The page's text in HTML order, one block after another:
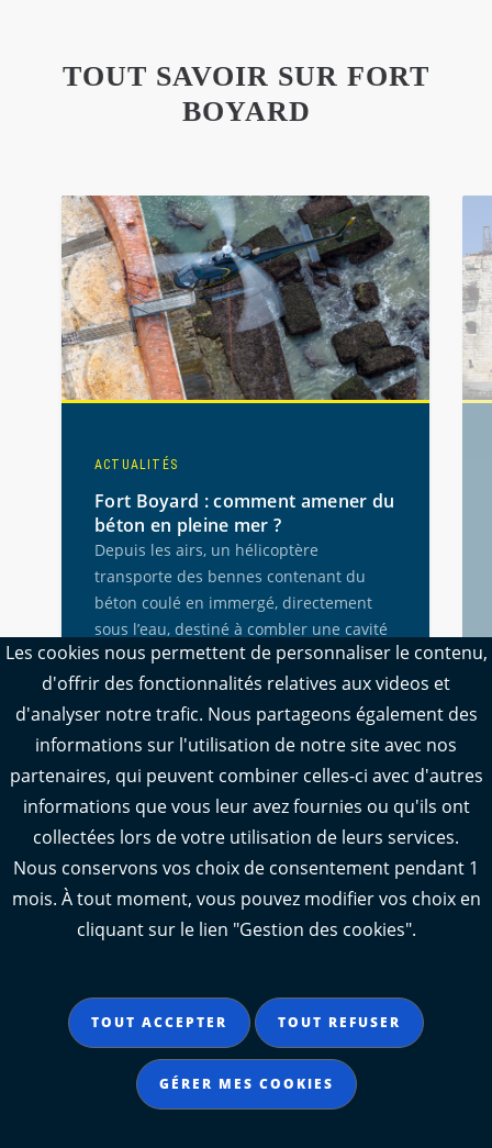
TOUT SAVOIR SUR FORT
BOYARD
Utilisez les boutons de navigation pour afficher les
ACTUALITÉS
Fort Boyard : comment amener du
béton en pleine mer ?
Depuis les airs, un hélicoptère
transporte des bennes contenant du
béton coulé en immergé, directement
sous l’eau, destiné à combler une cavité
creusée par les tempêtes.
Afficher l'image 1
Afficher l'image 2
Afficher l'image 3
Afficher l'image 4
Afficher l'image 5
Afficher l'image 6
SUIVEZ-NOUS SUR LES
RÉSEAUX SOCIAUX
Les cookies nous permettent de personnaliser le contenu,
d'offrir des fonctionnalités relatives aux videos et
d'analyser notre trafic. Nous partageons également des
informations sur l'utilisation de notre site avec nos
partenaires, qui peuvent combiner celles-ci avec d'autres
informations que vous leur avez fournies ou qu'ils ont
collectées lors de votre utilisation de leurs services.
Nous conservons vos choix de consentement pendant 1
mois. À tout moment, vous pouvez modifier vos choix en
cliquant sur le lien "Gestion des cookies".
TOUT ACCEPTER TOUT REFUSER
GÉRER MES COOKIES